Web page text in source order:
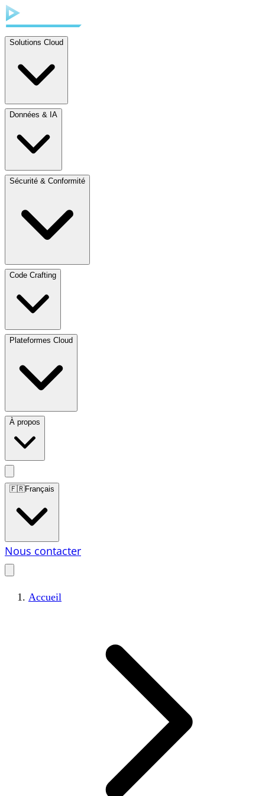
Solutions Cloud
Données & IA
Sécurité & Conformité
Code Crafting
Plateformes Cloud
À propos
🇫🇷Français
Nous contacter
Accueil